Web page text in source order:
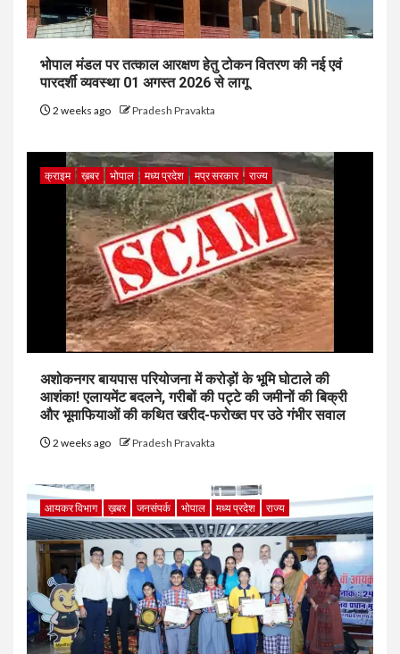
भोपाल मंडल पर तत्काल आरक्षण हेतु टोकन वितरण की नई एवं
पारदर्शी व्यवस्था 01 अगस्त 2026 से लागू
2 weeks ago Pradesh Pravakta
क्राइम ख़बर भोपाल मध्य प्रदेश मप्र सरकार राज्य
अशोकनगर बायपास परियोजना में करोड़ों के भूमि घोटाले की
आशंका! एलायमेंट बदलने, गरीबों की पट्टे की जमीनों की बिक्री
और भूमाफियाओं की कथित खरीद-फरोख्त पर उठे गंभीर सवाल
2 weeks ago Pradesh Pravakta
आयकर विभाग ख़बर जनसंपर्क भोपाल मध्य प्रदेश राज्य